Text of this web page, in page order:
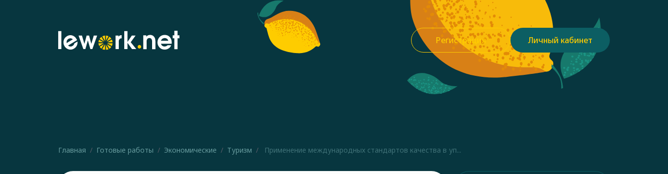
Регистрация Личный кабинет
Главная Готовые работы Экономические Туризм Применение международных стандартов качества в уп...